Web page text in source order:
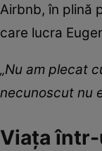
Airbnb, în plină
care lucra
„Nu am plecat
necunoscut nu
Viața